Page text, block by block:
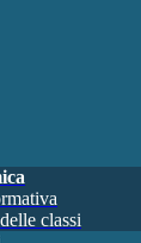
classi